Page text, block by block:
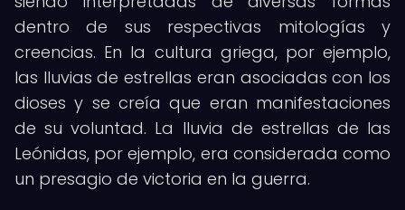
dentro de sus respectivas mitologías y
creencias. En la cultura griega, por ejemplo,
las lluvias de estrellas eran asociadas con los
dioses y se creía que eran manifestaciones
de su voluntad. La lluvia de estrellas de las
Leónidas, por ejemplo, era considerada como
un presagio de victoria en la guerra.